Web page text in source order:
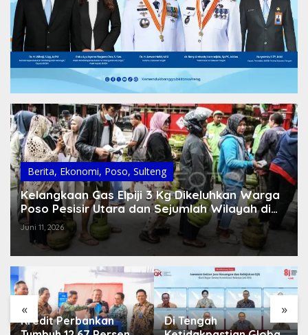
Berita, Ekonomi, Poso, Sulteng
Kelangkaan Gas Elpiji 3 Kg Dikeluhkan Warga
Poso Pesisir Utara dan Sejumlah Wilayah di
Kabupaten Poso
Juni 11, 2026
« »
Di Tengah
IHSG Menguat, Jumlah